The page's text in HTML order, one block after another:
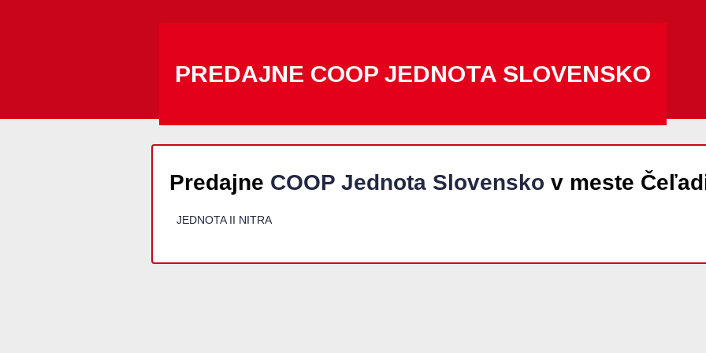
PREDAJNE COOP JEDNOTA SLOVENSKO
Predajne COOP Jednota Slovensko v meste
JEDNOTA II NITRA